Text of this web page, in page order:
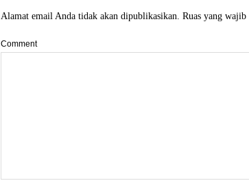
Alamat email Anda tidak akan dipublikasikan. Ruas yang wajib
Comment